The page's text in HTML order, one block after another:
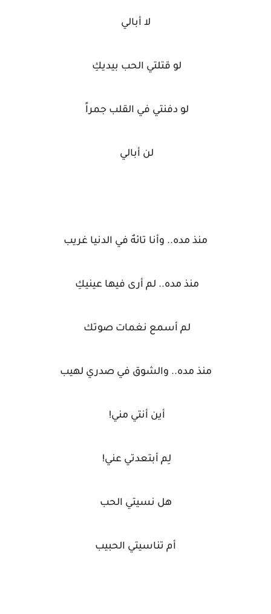
لا أبالي
لو قتلتي الحب بيديكِ
لو دفنتي في القلب جمراً
لن أبالي
منذ مده.. وأنا تائهٌ في الدنيا غريب
منذ مده.. لم أرى فيها عينيكِ
لم أسمع نغمات صوتك
منذ مده.. والشوق في صدري لهيب
أين أنتي مني!
لِم أبتعدتي عني!
هل نسيتي الحب
أم تناسيتي الحبيب